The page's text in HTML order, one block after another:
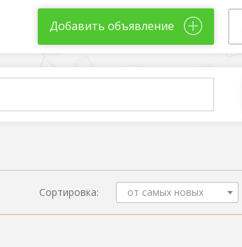
Добавить объявление
Сортировка: от самых новых